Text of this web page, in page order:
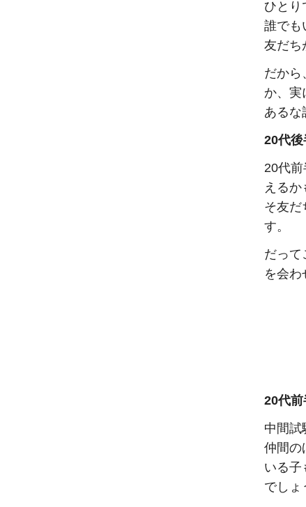
ひとり
誰でも
友だち
だから
か、実
あるな
20代後
20代
える
そ友だ
す。
だって
を会わ
20代前
中間試
仲間の
いる子
でしょ